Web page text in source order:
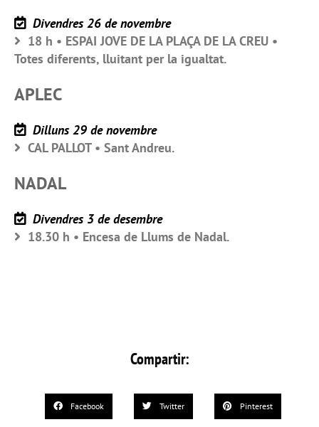
Divendres 26 de novembre
18 h • ESPAI JOVE DE LA PLAÇA DE LA CREU •
Totes diferents, lluitant per la igualtat.
APLEC
Dilluns 29 de novembre
CAL PALLOT • Sant Andreu.
NADAL
Divendres 3 de desembre
18.30 h • Encesa de Llums de Nadal.
Compartir:
Facebook Twitter Pinterest